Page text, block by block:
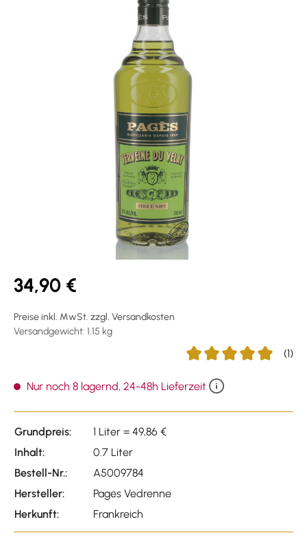
34,90 €
Preise inkl. MwSt. zzgl. Versandkosten
Versandgewicht: 1.15 kg
(1)
Nur noch 8 lagernd, 24-48h Lieferzeit
Grundpreis:
1 Liter = 49,86 €
Inhalt:
0.7 Liter
Bestell-Nr.:
A5009784
Hersteller:
Pages Vedrenne
Herkunft:
Frankreich